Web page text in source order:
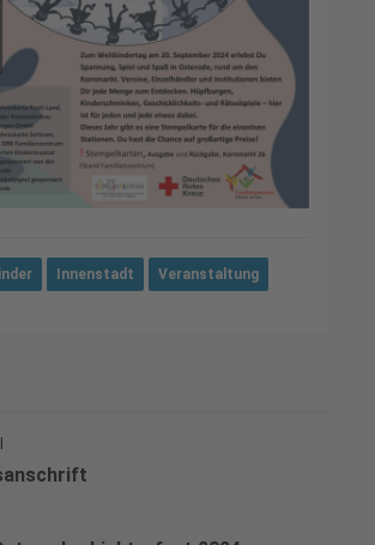
Innenstadt Veranstaltung